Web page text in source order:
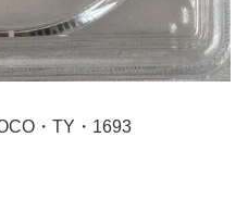
・TY・1693